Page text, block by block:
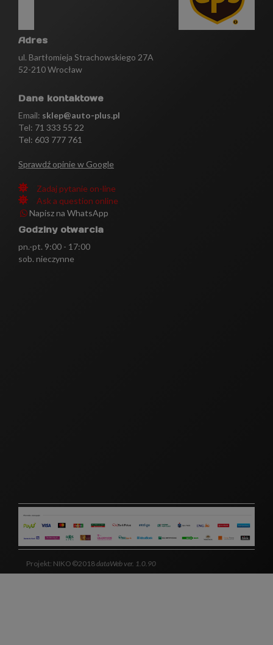
Adres
ul. Bartłomieja Strachowskiego 27A
52-210 Wrocław
Dane kontaktowe
Email: sklep@auto-plus.pl
Tel: 71 333 55 22
Tel: 603 777 761
Sprawdź opinie w Google
Zadaj pytanie on-line
Ask a question online
Napisz na WhatsApp
Godziny otwarcia
pn.-pt. 9:00 - 17:00
sob. nieczynne
Projekt: NIKO ©2018dataWeb ver. 1.0.90